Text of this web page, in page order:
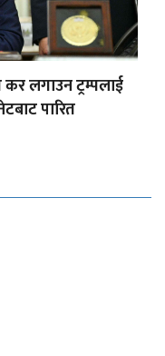
लगाउन ट्रम्पलाई
पारित